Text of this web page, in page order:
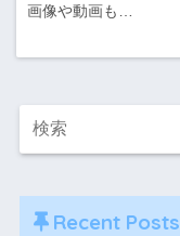
画像や動画も…
Recent Posts